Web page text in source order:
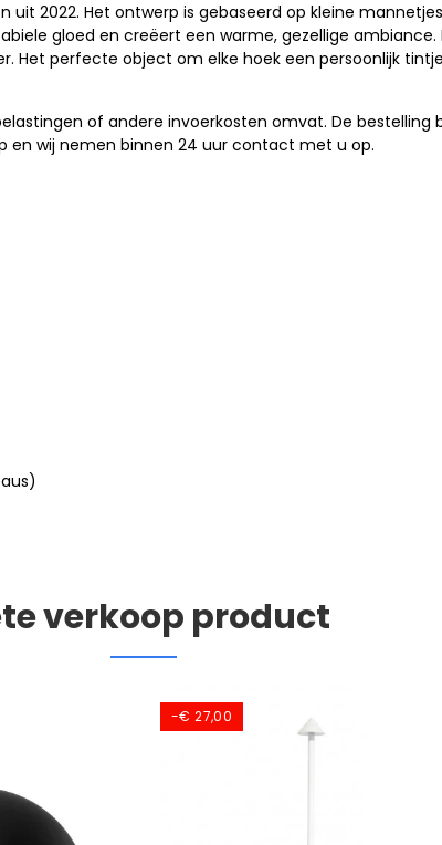
2022. Het ontwerp is gebaseerd op kleine
gloed en creëert een warme, gezellige
Het perfecte object om elke hoek een persoonlijk
of andere invoerkosten omvat. De bestelling
wij nemen binnen 24 uur contact met u op.
verkoop product
-€ 27,00